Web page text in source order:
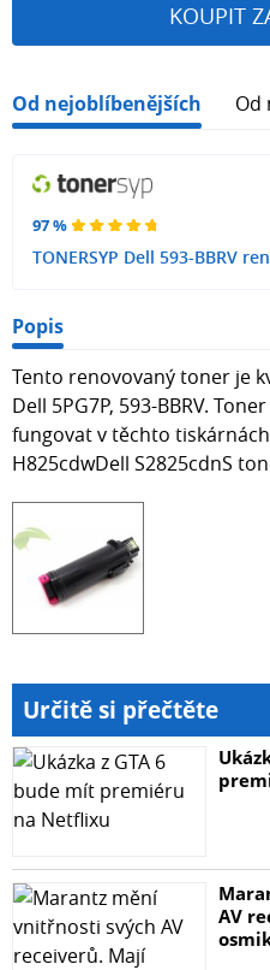
KOUPIT
Od nejoblíbenějších Od
97 %
TONERSYP Dell 593-BBRV
Popis
Tento renovovaný toner je
Dell 5PG7P, 593-BBRV.
fungovat v těchto
H825cdwDell S2825cdnS
Určitě si přečtěte
AV